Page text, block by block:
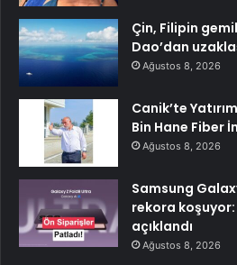
Çin, Filipin
Dao’dan
Ağustos 8, 2026
Canik’te
Bin Hane Fiber
Ağustos 8, 2026
Samsung
rekora
açıklandı
Ağustos 8, 2026